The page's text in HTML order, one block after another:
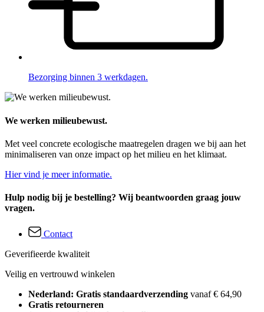
Bezorging binnen 3 werkdagen.
We werken milieubewust.
Met veel concrete ecologische maatregelen dragen we bij aan het
minimaliseren van onze impact op het milieu en het klimaat.
Hier vind je meer informatie.
Hulp nodig bij je bestelling? Wij beantwoorden graag jouw
vragen.
Contact
Geverifieerde kwaliteit
Veilig en vertrouwd winkelen
Nederland: Gratis standaardverzending vanaf € 64,90
Gratis retourneren